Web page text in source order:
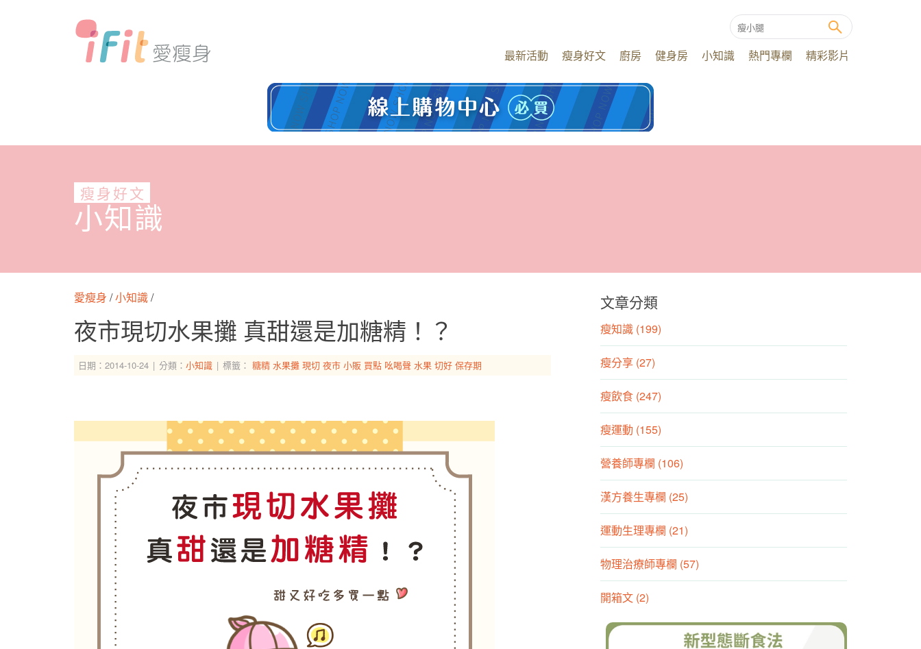
最新活動 瘦身好文 廚房 健身房 小知識 熱門專欄 精彩影片
瘦身好文
小知識
愛瘦身 /小知識/
夜市現切水果攤 真甜還是加糖精！？
日期：2014-10-24 分類： 小知識 標籤： 糖精 水果攤 現切 夜市 小販 買點 吆喝聲 水果 切好 保存期
文章分類
瘦知識 (199)
瘦分享 (27)
瘦飲食 (247)
瘦運動 (155)
營養師專欄 (106)
漢方養生專欄 (25)
運動生理專欄 (21)
物理治療師專欄 (57)
開箱文 (2)